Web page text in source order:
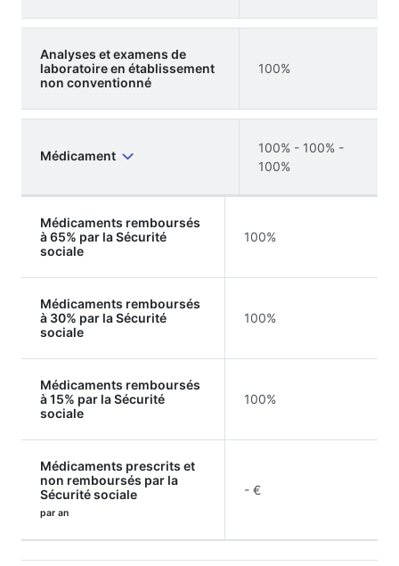
Analyses et examens de
laboratoire en établissement
non conventionné
100%
Médicament
100% - 100% -
100%
Médicaments remboursés
à 65% par la Sécurité
sociale
100%
Médicaments remboursés
à 30% par la Sécurité
sociale
100%
Médicaments remboursés
à 15% par la Sécurité
sociale
100%
Médicaments prescrits et
non remboursés par la
Sécurité sociale
par an
- €